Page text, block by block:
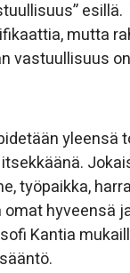
mutta
vastuullisuus
työpaikka,
hyveensä
Kantia